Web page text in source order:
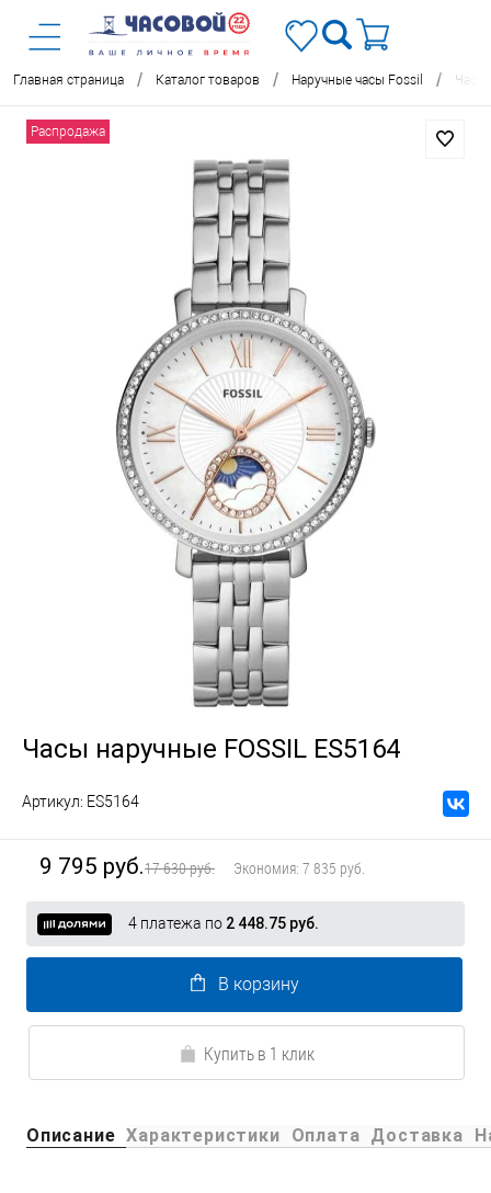
Главная страница / Каталог товаров / Наручные часы Fossil / Часы
Распродажа
Часы наручные FOSSIL ES5164
Артикул: ES5164
17 630 руб. Экономия: 7 835 руб.
9 795 руб.
4 платежа по 2 448.75 руб.
В корзину
Купить в 1 клик
Описание Характеристики Оплата Доставка